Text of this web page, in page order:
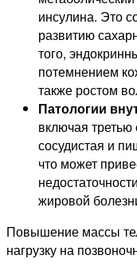
инсулина. Это
развитию
того,
потемнением
также ростом
Патологии
включая третью
сосудистая и
что может
жировой
Повышение массы
нагрузку на